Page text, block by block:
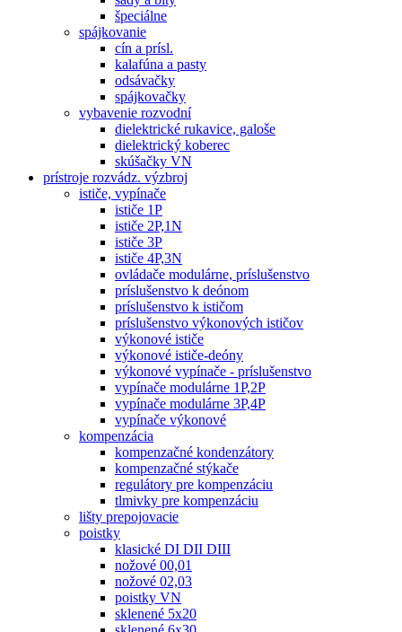
špeciálne
spájkovanie
cín a prísl.
kalafúna a pasty
odsávačky
spájkovačky
vybavenie rozvodní
dielektrické rukavice, galoše
dielektrický koberec
skúšačky VN
prístroje rozvádz. výzbroj
ističe, vypínače
ističe 1P
ističe 2P,1N
ističe 3P
ističe 4P,3N
ovládače modulárne, príslušenstvo
príslušenstvo k deónom
príslušenstvo k ističom
príslušenstvo výkonových ističov
výkonové ističe
výkonové ističe-deóny
výkonové vypínače - príslušenstvo
vypínače modulárne 1P,2P
vypínače modulárne 3P,4P
vypínače výkonové
kompenzácia
kompenzačné kondenzátory
kompenzačné stýkače
regulátory pre kompenzáciu
tlmivky pre kompenzáciu
lišty prepojovacie
poistky
klasické DI DII DIII
nožové 00,01
nožové 02,03
poistky VN
sklenené 5x20